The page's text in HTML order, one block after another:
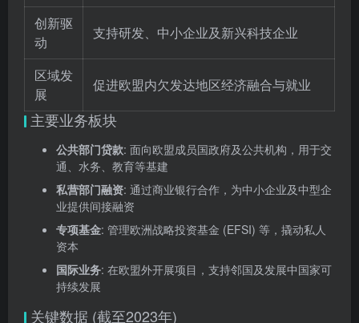
创新驱
动
支持研发、中小企业及新兴科技企业
区域发
展
促进欧盟内欠发达地区经济融合与就业
主要业务板块
公共部门贷款: 面向欧盟成员国政府及公共机构，用于交
通、水务、教育等基建
私营部门融资: 通过商业银行合作，为中小企业及中型企
业提供间接融资
专项基金: 管理欧洲战略投资基金 (EFSI) 等，撬动私人
资本
国际业务: 在欧盟外开展项目，支持邻国及发展中国家可
持续发展
关键数据 (截至2023年)